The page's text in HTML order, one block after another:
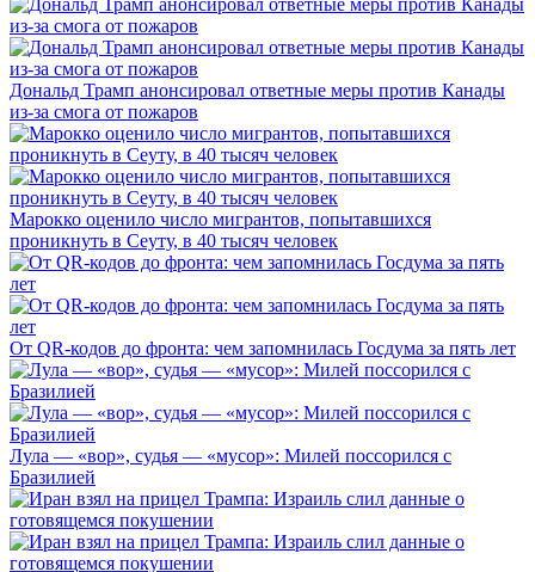
Дональд Трамп анонсировал ответные меры против Канады
из-за смога от пожаров
Марокко оценило число мигрантов, попытавшихся
проникнуть в Сеуту, в 40 тысяч человек
От QR-кодов до фронта: чем запомнилась Госдума за пять лет
Лула — «вор», судья — «мусор»: Милей поссорился с
Бразилией